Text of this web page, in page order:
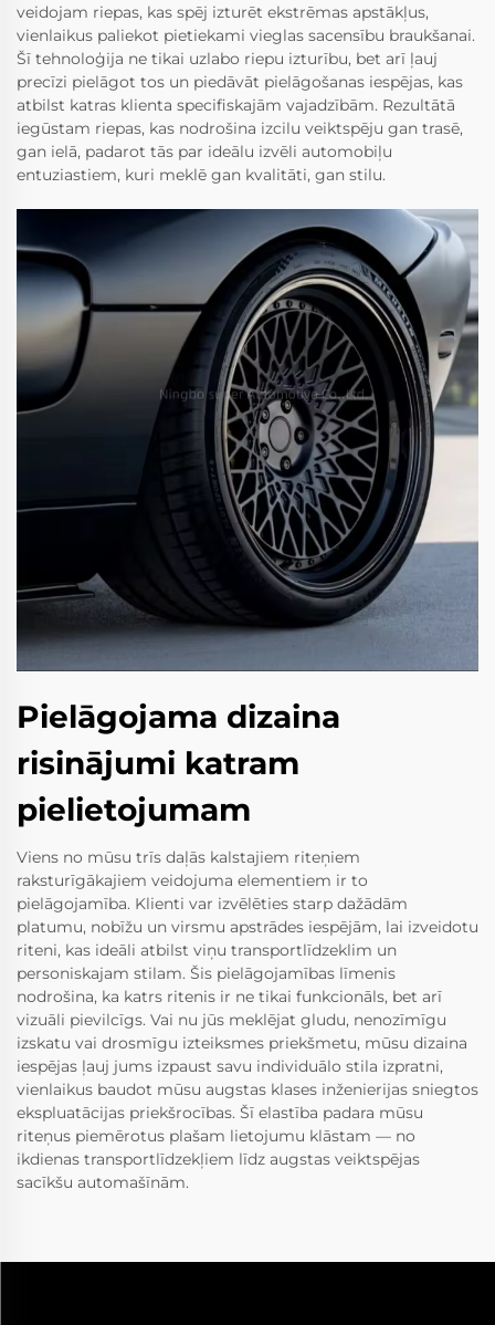
veidojam riepas, kas spēj izturēt ekstrēmas apstākļus,
vienlaikus paliekot pietiekami vieglas sacensību braukšanai.
Šī tehnoloģija ne tikai uzlabo riepu izturību, bet arī ļauj
precīzi pielāgot tos un piedāvāt pielāgošanas iespējas, kas
atbilst katras klienta specifiskajām vajadzībām. Rezultātā
iegūstam riepas, kas nodrošina izcilu veiktspēju gan trasē,
gan ielā, padarot tās par ideālu izvēli automobiļu
entuziastiem, kuri meklē gan kvalitāti, gan stilu.
Pielāgojama dizaina
risinājumi katram
pielietojumam
Viens no mūsu trīs daļās kalstajiem riteņiem
raksturīgākajiem veidojuma elementiem ir to
pielāgojamība. Klienti var izvēlēties starp dažādām
platumu, nobīžu un virsmu apstrādes iespējām, lai izveidotu
riteni, kas ideāli atbilst viņu transportlīdzeklim un
personiskajam stilam. Šis pielāgojamības līmenis
nodrošina, ka katrs ritenis ir ne tikai funkcionāls, bet arī
vizuāli pievilcīgs. Vai nu jūs meklējat gludu, nenozīmīgu
izskatu vai drosmīgu izteiksmes priekšmetu, mūsu dizaina
iespējas ļauj jums izpaust savu individuālo stila izpratni,
vienlaikus baudot mūsu augstas klases inženierijas sniegtos
ekspluatācijas priekšrocības. Šī elastība padara mūsu
riteņus piemērotus plašam lietojumu klāstam — no
ikdienas transportlīdzekļiem līdz augstas veiktspējas
sacīkšu automašīnām.